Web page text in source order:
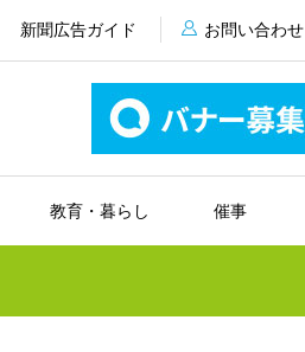
新聞広告ガイド お問い合わせ
教育・暮らし 催事